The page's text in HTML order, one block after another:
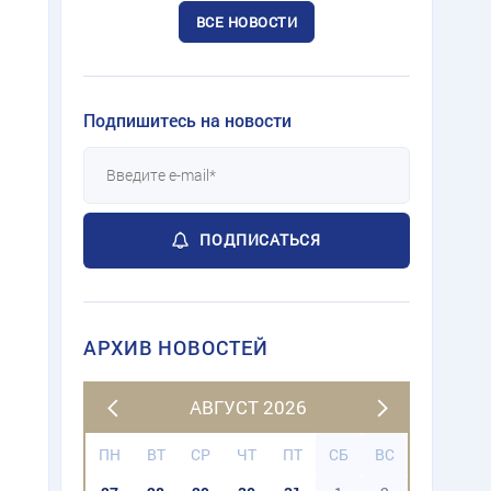
ВСЕ НОВОСТИ
Подпишитесь на новости
ПОДПИСАТЬСЯ
АРХИВ НОВОСТЕЙ
АВГУСТ 2026
ПН ВТ СР ЧТ ПТ СБ
ВС